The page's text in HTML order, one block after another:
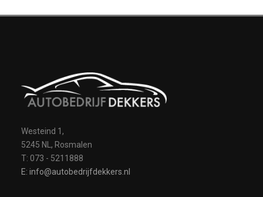
Westeind 1,
5245 NL, Rosmalen
T: 073 - 5211888
E: info@autobedrijfdekkers.nl